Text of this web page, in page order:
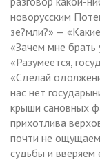
новорусским
зе?мли?» —
«Зачем мне брать
«Разумеется,
«Сделай
нас нет
крыши сановных
прихотлива
почти не ощущаем
судьбы и вверяем